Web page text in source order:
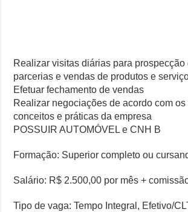
Realizar visitas diárias para prospecção
parcerias e vendas de produtos e
Efetuar fechamento de vendas
Realizar negociações de acordo com os
conceitos e práticas da empresa
POSSUIR AUTOMÓVEL e CNH B
Formação: Superior completo ou
Salário: R$ 2.500,00 por mês +
Tipo de vaga: Tempo Integral, Efetivo/